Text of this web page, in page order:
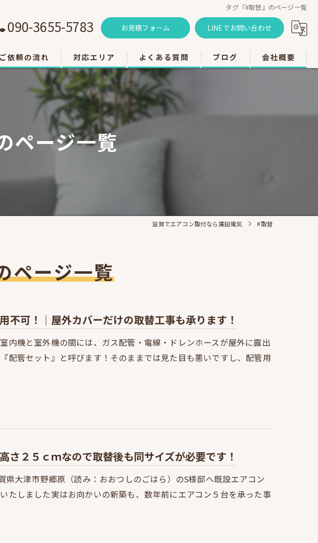
タグ『#取替』のページ一覧
090-3655-5783 お見積フォーム LINEでお問い合わせ
ご依頼の流れ 対応エリア
大津市のエアコン工事
草津市のエアコン工事
栗東市のエアコン工事
よくある質問 ブログ 会社概要
ページ一覧
滋賀でエアコン取付なら廣田電気 #取替
ページ一覧
不可！｜屋外カバーだけの取替工事も承ります！
内機と室外機の間には、ガス配管・電線・ドレンホースが屋外に露出
配管セット』と呼びます！そのままでは見た目も悪いですし、配管用
さ２５ｃｍなので取替後も同サイズが必要です！
県大津市野郷原（読み：おおつしのごはら）のS様邸へ既設エアコン
たしました実はお向かいの新築も、数年前にエアコン５台を承った事